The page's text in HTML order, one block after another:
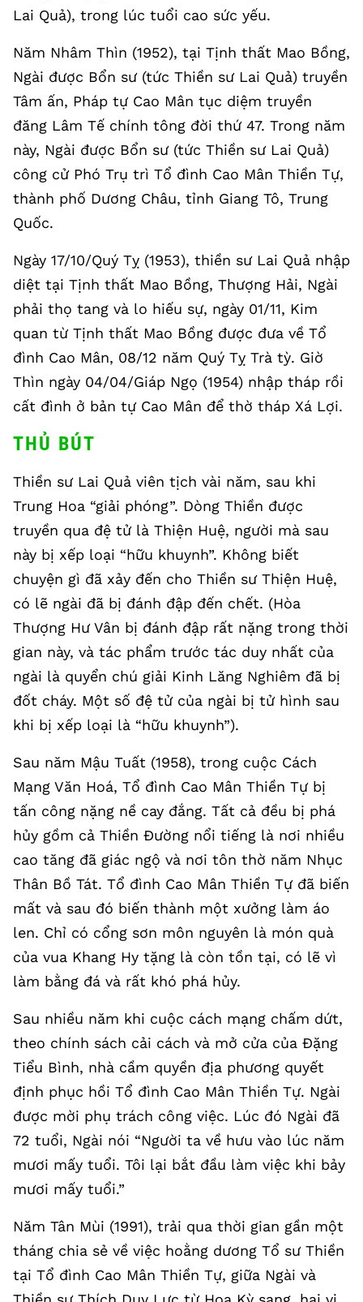
Lai Quả), trong lúc tuổi cao sức yếu.
Năm Nhâm Thìn (1952), tại Tịnh thất Mao Bồng,
Ngài được Bổn sư (tức Thiền sư Lai Quả) truyền
Tâm ấn, Pháp tự Cao Mân tục diệm truyền
đăng Lâm Tế chính tông đời thứ 47. Trong năm
này, Ngài được Bổn sư (tức Thiền sư Lai Quả)
công cử Phó Trụ trì Tổ đình Cao Mân Thiền Tự,
thành phố Dương Châu, tỉnh Giang Tô, Trung
Quốc.
Ngày 17/10/Quý Tỵ (1953), thiền sư Lai Quả nhập
diệt tại Tịnh thất Mao Bồng, Thượng Hải, Ngài
phải thọ tang và lo hiếu sự, ngày 01/11, Kim
quan từ Tịnh thất Mao Bồng được đưa về Tổ
đình Cao Mân, 08/12 năm Quý Tỵ Trà tỳ. Giờ
Thìn ngày 04/04/Giáp Ngọ (1954) nhập tháp rồi
cất đình ở bản tự Cao Mân để thờ tháp Xá Lợi.
THỦ BÚT
Thiền sư Lai Quả viên tịch vài năm, sau khi
Trung Hoa “giải phóng”. Dòng Thiền được
truyền qua đệ tử là Thiện Huệ, người mà sau
này bị xếp loại “hữu khuynh”. Không biết
chuyện gì đã xảy đến cho Thiền sư Thiện Huệ,
có lẽ ngài đã bị đánh đập đến chết. (Hòa
Thượng Hư Vân bị đánh đập rất nặng trong thời
gian này, và tác phẩm trước tác duy nhất của
ngài là quyển chú giải Kinh Lăng Nghiêm đã bị
đốt cháy. Một số đệ tử của ngài bị tử hình sau
khi bị xếp loại là “hữu khuynh”).
Sau năm Mậu Tuất (1958), trong cuộc Cách
Mạng Văn Hoá, Tổ đình Cao Mân Thiền Tự bị
tấn công nặng nề cay đắng. Tất cả đều bị phá
hủy gồm cả Thiền Đường nổi tiếng là nơi nhiều
cao tăng đã giác ngộ và nơi tôn thờ năm Nhục
Thân Bồ Tát. Tổ đình Cao Mân Thiền Tự đã biến
mất và sau đó biến thành một xưởng làm áo
len. Chỉ có cổng sơn môn nguyên là món quà
của vua Khang Hy tặng là còn tồn tại, có lẽ vì
làm bằng đá và rất khó phá hủy.
Sau nhiều năm khi cuộc cách mạng chấm dứt,
theo chính sách cải cách và mở cửa của Đặng
Tiểu Bình, nhà cầm quyền địa phương quyết
định phục hồi Tổ đình Cao Mân Thiền Tự. Ngài
được mời phụ trách công việc. Lúc đó Ngài đã
72 tuổi, Ngài nói “Người ta về hưu vào lúc năm
mươi mấy tuổi. Tôi lại bắt đầu làm việc khi bảy
mươi mấy tuổi.”
Năm Tân Mùi (1991), trải qua thời gian gần một
tháng chia sẻ về việc hoằng dương Tổ sư Thiền
tại Tổ đình Cao Mân Thiền Tự, giữa Ngài và